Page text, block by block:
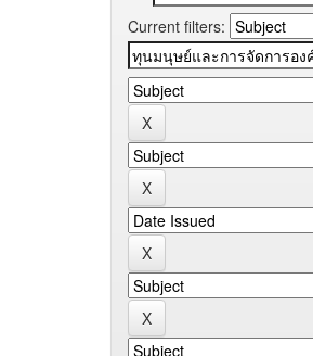
Current filters: